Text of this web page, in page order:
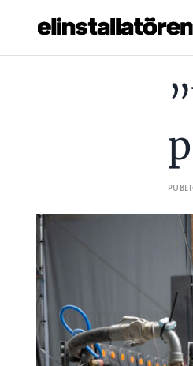
Hantera
Annonsera
Läs E-
Om tidningen
Kontakt
Personuppgifter
”VI HÅLLER PÅ ATT PRINTA